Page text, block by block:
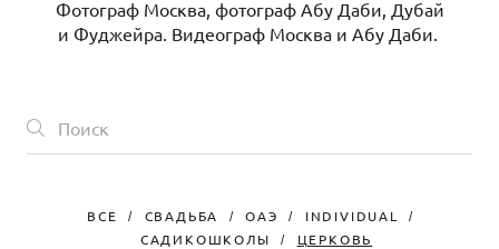
Фотограф Москва, фотограф Абу Даби, Дубай
и Фуджейра. Видеограф Москва и Абу Даби.
ВСЕ СВАДЬБА ОАЭ
INDIVIDUAL
САДИКОШКОЛЫ
ЦЕРКОВЬ